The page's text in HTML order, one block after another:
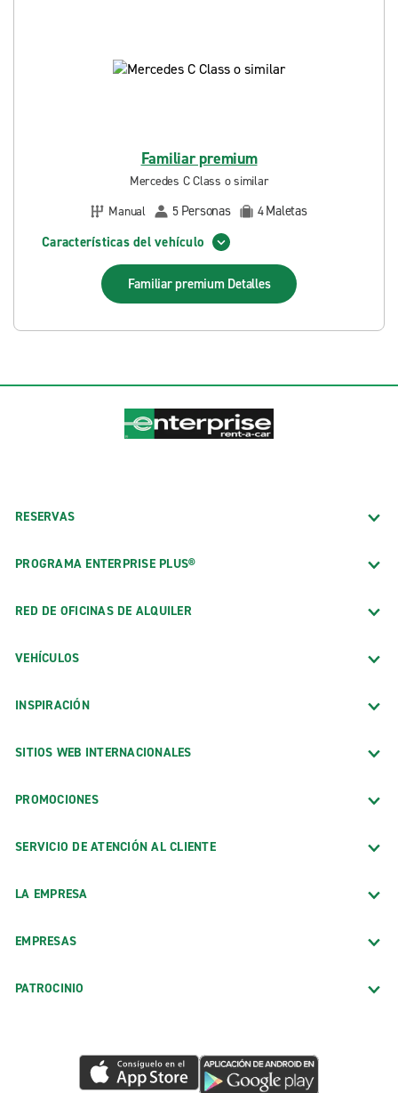
Familiar premium
Mercedes C Class o similar
Manual
5 Personas 4Maletas
Características del vehículo
Familiar premium Detalles
RESERVAS
PROGRAMA ENTERPRISE PLUS®
RED DE OFICINAS DE ALQUILER
VEHÍCULOS
INSPIRACIÓN
SITIOS WEB INTERNACIONALES
PROMOCIONES
SERVICIO DE ATENCIÓN AL CLIENTE
LA EMPRESA
EMPRESAS
PATROCINIO